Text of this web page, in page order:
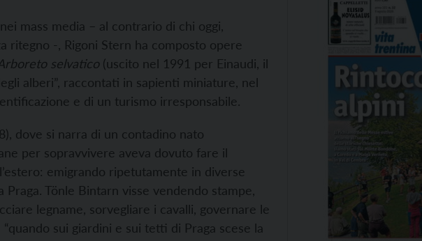
mass media – al contrario di chi oggi,
ritegno -, Rigoni Stern ha composto opere
selvatico (uscito nel 1991 per Einaudi, il
alberi”, raccontati in sapienti miniature, nel
e di un turismo irresponsabile.
dove si narra di un contadino nato
per sopravvivere aveva dovuto fare il
emigrando ripetutamente in diverse
Tönle Bintarn visse vendendo stampe,
legname, sorvegliare i cavalli, governare le
sui giardini e sui tetti di Praga scese la